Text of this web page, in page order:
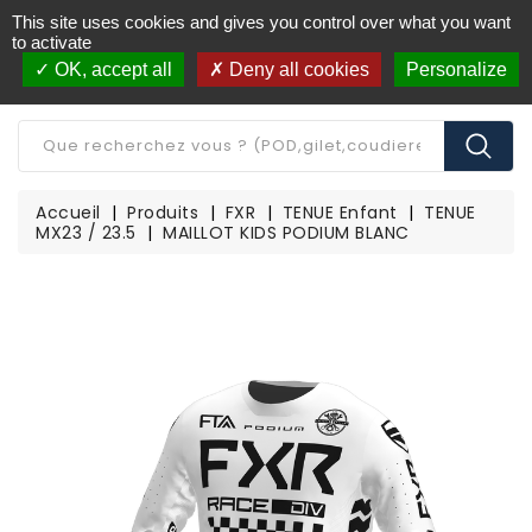
Livraison offerte à partir de 250€ d'achat (*)
CATÉGORIE
Accueil Produits FXR TENUE Enfant
TENUE
MX23 / 23.5
MAILLOT KIDS PODIUM BLANC
This site uses cookies and gives you control over what you want
to activate
OK, accept all
Deny all cookies Personalize